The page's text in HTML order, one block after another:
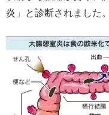
炎」と診断されました。